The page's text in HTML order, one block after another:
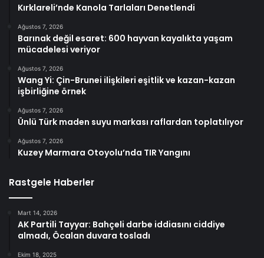
Kırklareli’nde Kanola Tarlaları Denetlendi
Ağustos 7, 2026
Barınak değil esaret: 600 hayvan kayalıkta yaşam
mücadelesi veriyor
Ağustos 7, 2026
Wang Yi: Çin-Brunei ilişkileri eşitlik ve kazan-kazan
işbirliğine örnek
Ağustos 7, 2026
Ünlü Türk maden suyu markası raflardan toplatılıyor
Ağustos 7, 2026
Kuzey Marmara Otoyolu’nda TIR Yangını
Rastgele Haberler
Mart 14, 2026
AK Partili Tayyar: Bahçeli darbe iddiasını ciddiye
almadı, Öcalan duvara tosladı
Ekim 18, 2025